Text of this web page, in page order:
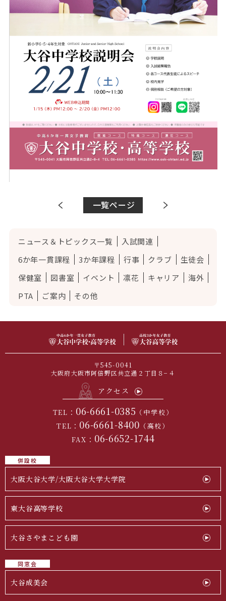
一覧ページ
ニュース＆トピックス一覧
入試関連
6か年一貫課程
3か年課程 行事 クラブ
生徒会
保健室
図書室 イベント 凛花 キャリア
海外
PTA
ご案内 その他
〒545-0041
大阪府大阪市阿倍野区共立通２丁目８−４
アクセス
TEL： 06-6661-0385 （中学校）
TEL： 06-6661-8400 （高校）
FAX： 06-6652-1744
併設校
大阪大谷大学/大阪大谷大学大学院
東大谷高等学校
大谷さやまこども園
同窓会
大谷成美会